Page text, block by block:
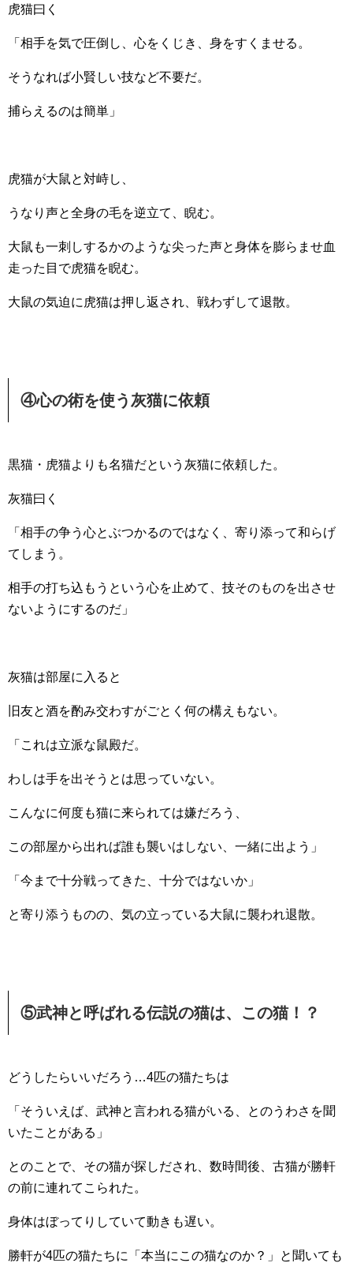
虎猫曰く
「相手を気で圧倒し、心をくじき、身をすくませる。
そうなれば小賢しい技など不要だ。
捕らえるのは簡単」
虎猫が大鼠と対峙し、
うなり声と全身の毛を逆立て、睨む。
大鼠も一刺しするかのような尖った声と身体を膨らませ血
走った目で虎猫を睨む。
大鼠の気迫に虎猫は押し返され、戦わずして退散。
④心の術を使う灰猫に依頼
黒猫・虎猫よりも名猫だという灰猫に依頼した。
灰猫曰く
「相手の争う心とぶつかるのではなく、寄り添って和らげ
てしまう。
相手の打ち込もうという心を止めて、技そのものを出させ
ないようにするのだ」
灰猫は部屋に入ると
旧友と酒を酌み交わすがごとく何の構えもない。
「これは立派な鼠殿だ。
わしは手を出そうとは思っていない。
こんなに何度も猫に来られては嫌だろう、
この部屋から出れば誰も襲いはしない、一緒に出よう」
「今まで十分戦ってきた、十分ではないか」
と寄り添うものの、気の立っている大鼠に襲われ退散。
⑤武神と呼ばれる伝説の猫は、この猫！？
どうしたらいいだろう…4匹の猫たちは
「そういえば、武神と言われる猫がいる、とのうわさを聞
いたことがある」
とのことで、その猫が探しだされ、数時間後、古猫が勝軒
の前に連れてこられた。
身体はぼってりしていて動きも遅い。
勝軒が4匹の猫たちに「本当にこの猫なのか？」と聞いても